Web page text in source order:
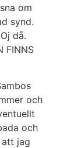
om
synd.
då.
FINNS
och
och
jag